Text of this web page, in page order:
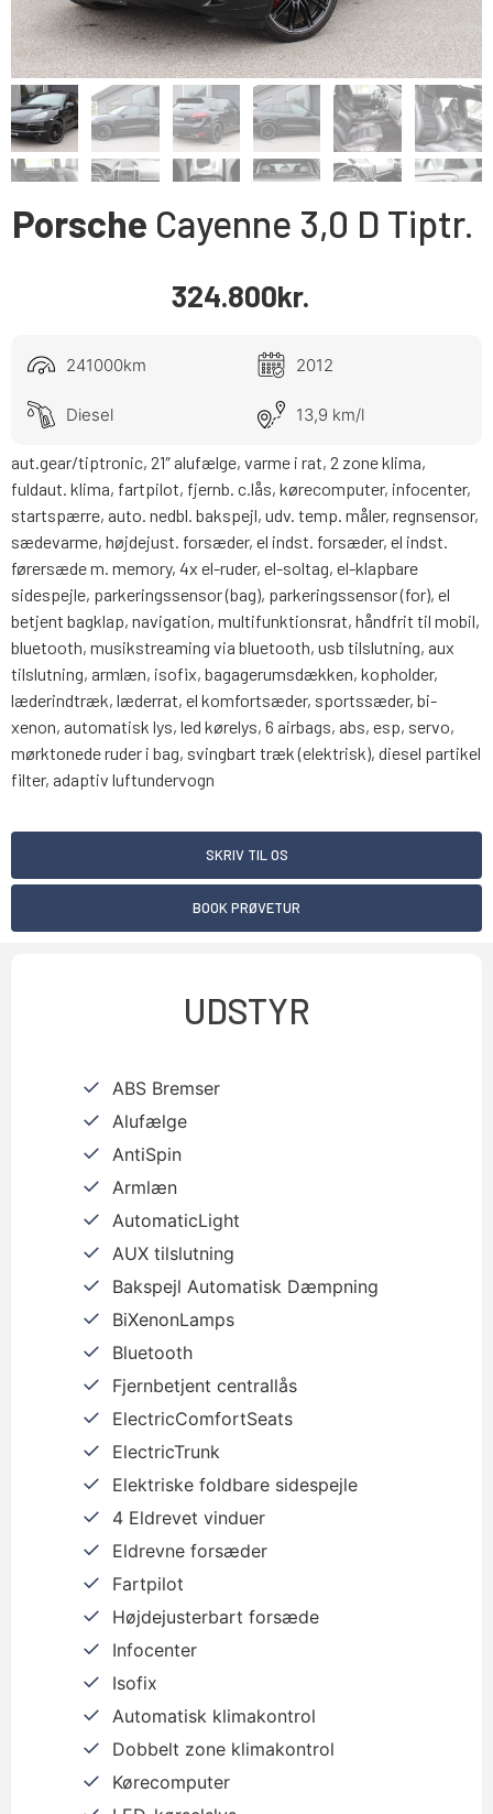
Porsche Cayenne 3,0 D Tiptr.
324.800kr.
241000km 2012
Diesel 13,9 km/l
aut.gear/tiptronic, 21″ alufælge, varme i rat, 2 zone klima,
fuldaut. klima, fartpilot, fjernb. c.lås, kørecomputer, infocenter,
startspærre, auto. nedbl. bakspejl, udv. temp. måler, regnsensor,
sædevarme, højdejust. forsæder, el indst. forsæder, el indst.
førersæde m. memory, 4x el-ruder, el-soltag, el-klapbare
sidespejle, parkeringssensor (bag), parkeringssensor (for), el
betjent bagklap, navigation, multifunktionsrat, håndfrit til mobil,
bluetooth, musikstreaming via bluetooth, usb tilslutning, aux
tilslutning, armlæn, isofix, bagagerumsdækken, kopholder,
læderindtræk, læderrat, el komfortsæder, sportssæder, bi-
xenon, automatisk lys, led kørelys, 6 airbags, abs, esp, servo,
mørktonede ruder i bag, svingbart træk (elektrisk), diesel partikel
filter, adaptiv luftundervogn
SKRIV TIL OS
BOOK PRØVETUR
UDSTYR
ABS Bremser
Alufælge
AntiSpin
Armlæn
AutomaticLight
AUX tilslutning
Bakspejl Automatisk Dæmpning
BiXenonLamps
Bluetooth
Fjernbetjent centrallås
ElectricComfortSeats
ElectricTrunk
Elektriske foldbare sidespejle
4 Eldrevet vinduer
Eldrevne forsæder
Fartpilot
Højdejusterbart forsæde
Infocenter
Isofix
Automatisk klimakontrol
Dobbelt zone klimakontrol
Kørecomputer